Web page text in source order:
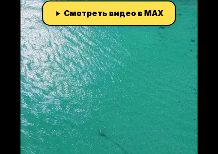
Смотреть видео в MAX